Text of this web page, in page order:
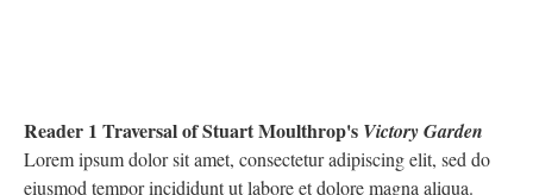
Reader 1 Traversal of Stuart Moulthrop's Victory Garden
Lorem ipsum dolor sit amet, consectetur adipiscing elit, sed do
eiusmod tempor incididunt ut labore et dolore magna aliqua.